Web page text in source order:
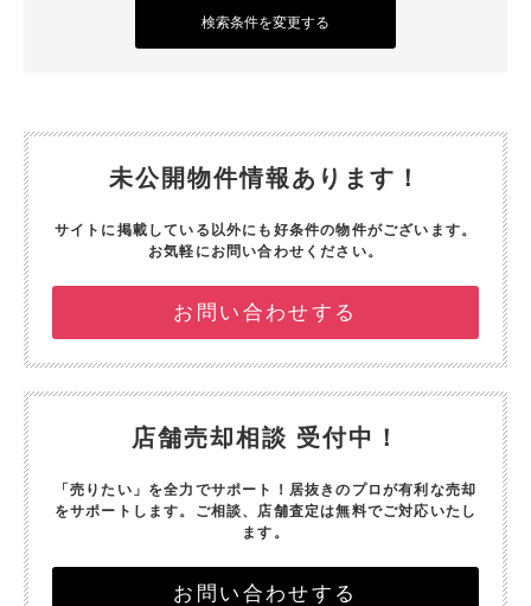
検索条件を変更する
未公開物件情報あります！
サイトに掲載している以外にも好条件の物件がございます。
お気軽にお問い合わせください。
お問い合わせする
店舗売却相談 受付中！
「売りたい」を全力でサポート！ 居抜きのプロが有利な売却
をサポートします。 ご相談、店舗査定は無料でご対応いたし
ます。
お問い合わせする